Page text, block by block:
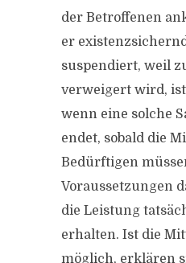
der Betroffenen
er
suspendiert, weil
verweigert wird,
wenn eine solche
endet, sobald die
Bedürftigen
Voraussetzungen
die Leistung
erhalten. Ist die
möglich, erklären